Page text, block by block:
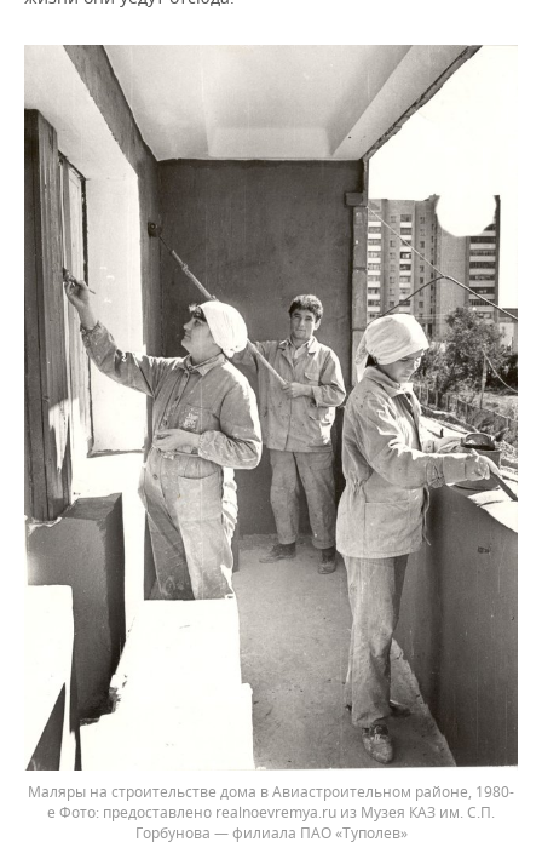
Маляры на строительстве дома в Авиастроительном районе, 1980-
е
предоставлено realnoevremya.ru из Музея КАЗ им. С.П.
Горбунова — филиала ПАО «Туполев»